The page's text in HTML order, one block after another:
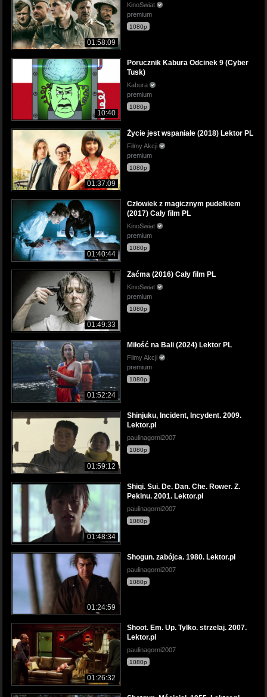
01:58:09
KinoSwiat
premium
1080p
10:40
Porucznik Kabura Odcinek 9 (Cyber
Tusk)
Kabura
premium
1080p
01:37:09
Życie jest wspaniałe (2018) Lektor PL
Filmy Akcji
premium
1080p
01:40:44
Człowiek z magicznym pudełkiem
(2017) Cały film PL
KinoSwiat
premium
1080p
01:49:33
Zaćma (2016) Cały film PL
KinoSwiat
premium
1080p
01:52:24
Miłość na Bali (2024) Lektor PL
Filmy Akcji
premium
1080p
01:59:12
Shinjuku, Incident, Incydent. 2009.
Lektor.pl
paulinagorni2007
1080p
01:48:34
Shiqi. Sui. De. Dan. Che. Rower. Z.
Pekinu. 2001. Lektor.pl
paulinagorni2007
1080p
01:24:59
Shogun. zabójca. 1980. Lektor.pl
paulinagorni2007
1080p
01:26:32
Shoot. Em. Up. Tylko. strzelaj. 2007.
Lektor.pl
paulinagorni2007
1080p